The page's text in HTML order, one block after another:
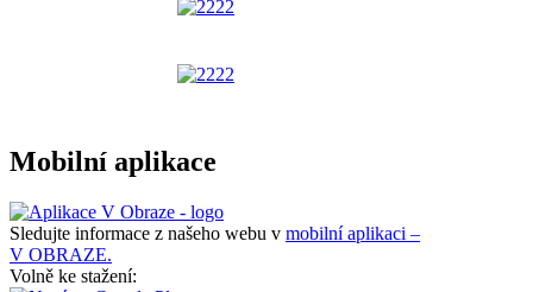
Mobilní aplikace
Sledujte informace z našeho webu v mobilní aplikaci –
V OBRAZE.
Volně ke stažení: